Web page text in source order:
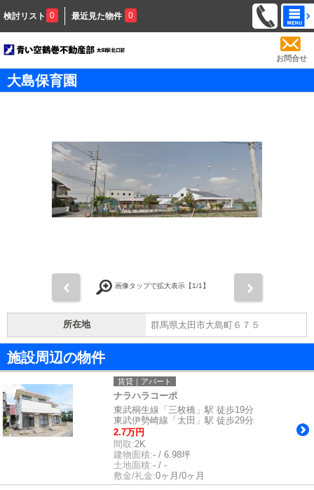
検討リスト 0 最近見た物件 0
お問合せ
大島保育園
画像タップで拡大表示【1/1】
所在地 群馬県太田市大島町６７５
施設周辺の物件
賃貸｜アパート
ナラハラコーポ
東武桐生線「三枚橋」駅 徒歩19分
東武伊勢崎線「太田」駅 徒歩29分
2.7万円
間取:2K
建物面積:- / 6.98坪
土地面積:- / -
敷金/礼金:0ヶ月/0ヶ月